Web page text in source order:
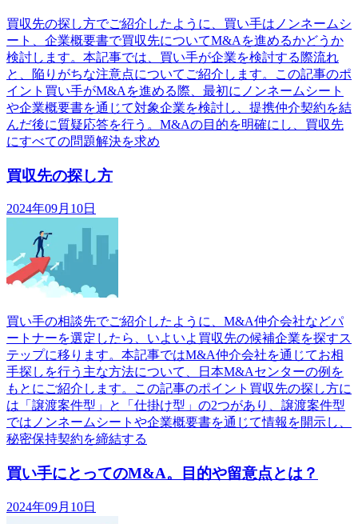
買収先の探し方でご紹介したように、買い手はノンネームシ
ート、企業概要書で買収先についてM&Aを進めるかどうか
検討します。本記事では、買い手が企業を検討する際流れ
と、陥りがちな注意点についてご紹介します。この記事のポ
イント買い手がM&Aを進める際、最初にノンネームシート
や企業概要書を通じて対象企業を検討し、提携仲介契約を結
んだ後に質疑応答を行う。M&Aの目的を明確にし、買収先
にすべての問題解決を求め
買収先の探し方
2024年09月10日
買い手の相談先でご紹介したように、M&A仲介会社などパ
ートナーを選定したら、いよいよ買収先の候補企業を探すス
テップに移ります。本記事ではM&A仲介会社を通じてお相
手探しを行う主な方法について、日本M&Aセンターの例を
もとにご紹介します。この記事のポイント買収先の探し方に
は「譲渡案件型」と「仕掛け型」の2つがあり、譲渡案件型
ではノンネームシートや企業概要書を通じて情報を開示し、
秘密保持契約を締結する
買い手にとってのM&A。目的や留意点とは？
2024年09月10日